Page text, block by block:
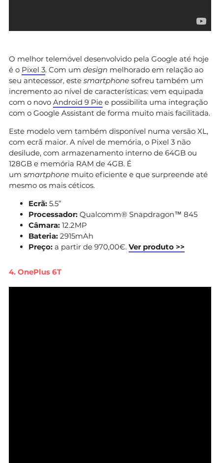
O melhor telemóvel desenvolvido pela Google até hoje
é o Pixel 3. Com um design melhorado em relação ao
seu antecessor, este smartphone sofreu também um
incremento ao nível de características: vem equipada
com o novo Android 9 Pie e possibilita uma integração
com o Google Assistant de forma muito mais facilitada.
Este modelo vem também disponível numa versão XL,
com ecrã maior. A nível de memória, o Pixel 3 não
desilude, com armazenamento interno de 64GB ou
128GB e memória RAM de 4GB. É
um smartphone muito eficiente e que surpreende até
mesmo os mais céticos.
Ecrã: 5.5”
Processador: Qualcomm® Snapdragon™ 845
Câmara: 12.2MP
Bateria: 2915mAh
Preço: a partir de 970,00€. Ver produto >>
4. OnePlus 6T